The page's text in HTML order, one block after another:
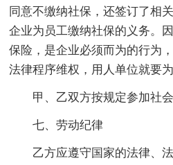
同意不缴纳社保，还签订了相
企业为员工缴纳社保的义务。
保险，是企业必须而为的行为
法律程序维权，用人单位就要
甲、乙双方按规定参加社会
七、劳动纪律
乙方应遵守国家的法律、